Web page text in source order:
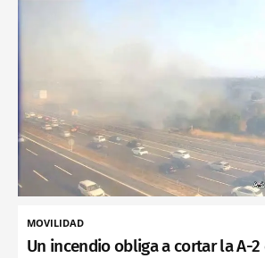
MOVILIDAD
Un incendio obliga a cortar la A-